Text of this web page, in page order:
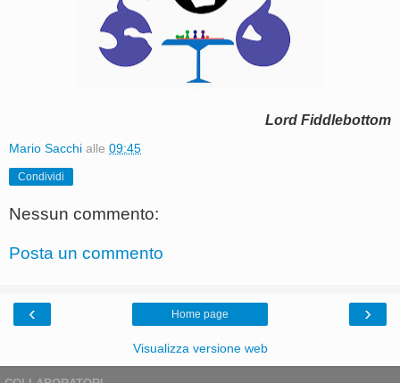
Lord Fiddlebottom
Mario Sacchi alle 09:45
Condividi
Nessun commento:
Posta un commento
‹ ›
Home page
Visualizza versione web